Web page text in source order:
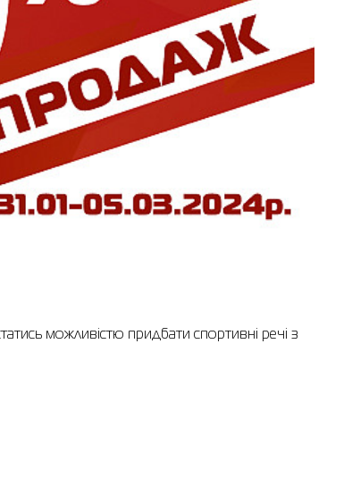
можливістю придбати спортивні речі з